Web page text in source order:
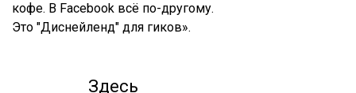
кофе. В Facebook всё по-другому.
Это "Диснейленд" для гиков».
Здесь